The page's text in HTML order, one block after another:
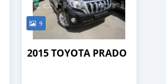
9
2015 TOYOTA PRADO